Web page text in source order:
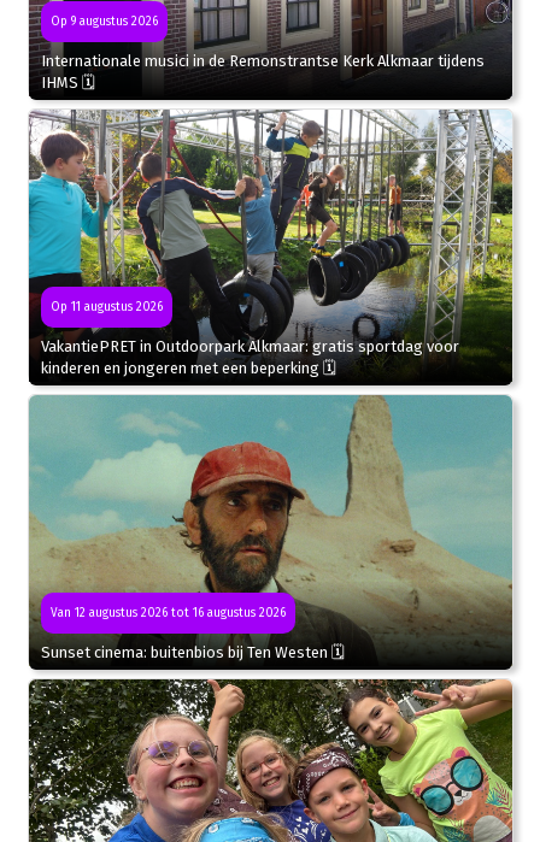
Op 9 augustus 2026
Internationale musici in de Remonstrantse Kerk Alkmaar tijdens
IHMS 🗓
Op 11 augustus 2026
VakantiePRET in Outdoorpark Alkmaar: gratis sportdag voor
kinderen en jongeren met een beperking 🗓
Van 12 augustus 2026 tot 16 augustus 2026
Sunset cinema: buitenbios bij Ten Westen 🗓